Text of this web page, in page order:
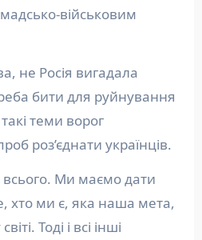
військовим
не Росія вигадала
бити для руйнування
теми ворог
роз’єднати українців.
всього. Ми маємо дати
хто ми є, яка наша мета,
Тоді і всі інші